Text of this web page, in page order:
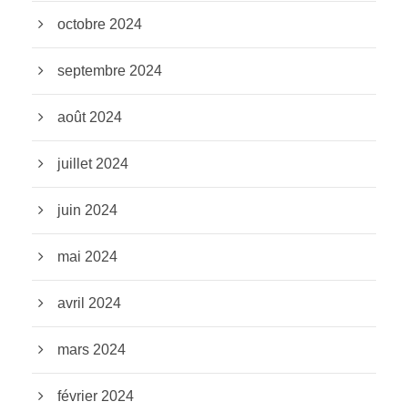
octobre 2024
septembre 2024
août 2024
juillet 2024
juin 2024
mai 2024
avril 2024
mars 2024
février 2024